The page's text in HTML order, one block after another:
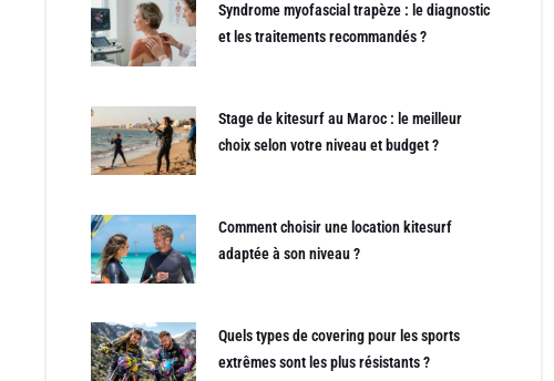
Syndrome myofascial trapèze : le diagnostic
et les traitements recommandés ?
Stage de kitesurf au Maroc : le meilleur
choix selon votre niveau et budget ?
Comment choisir une location kitesurf
adaptée à son niveau ?
Quels types de covering pour les sports
extrêmes sont les plus résistants ?